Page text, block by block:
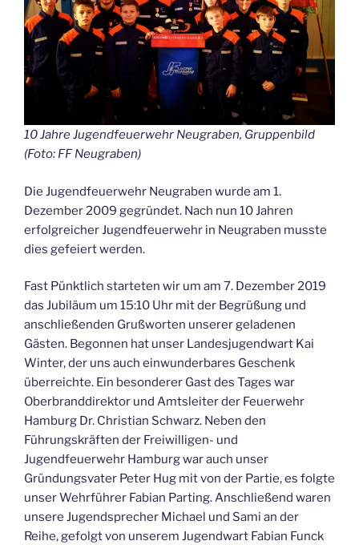
10 Jahre Jugendfeuerwehr Neugraben, Gruppenbild
(Foto: FF Neugraben)
Die Jugendfeuerwehr Neugraben wurde am 1.
Dezember 2009 gegründet. Nach nun 10 Jahren
erfolgreicher Jugendfeuerwehr in Neugraben musste
dies gefeiert werden.
Fast Pünktlich starteten wir um am 7. Dezember 2019
das Jubiläum um 15:10 Uhr mit der Begrüßung und
anschließenden Grußworten unserer geladenen
Gästen. Begonnen hat unser Landesjugendwart Kai
Winter, der uns auch einwunderbares Geschenk
überreichte. Ein besonderer Gast des Tages war
Oberbranddirektor und Amtsleiter der Feuerwehr
Hamburg Dr. Christian Schwarz. Neben den
Führungskräften der Freiwilligen- und
Jugendfeuerwehr Hamburg war auch unser
Gründungsvater Peter Hug mit von der Partie, es folgte
unser Wehrführer Fabian Parting. Anschließend waren
unsere Jugendsprecher Michael und Sami an der
Reihe, gefolgt von unserem Jugendwart Fabian Funck